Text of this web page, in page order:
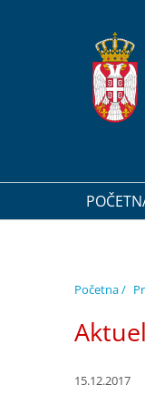
Početna /
15.12.2017